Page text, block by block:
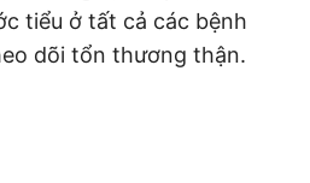
tiểu ở tất cả các bệnh
dõi tổn thương thận.